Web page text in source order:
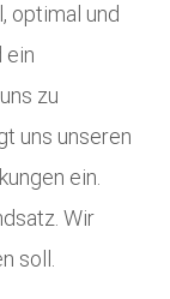
optimal und
ein
zu
uns unseren
ein.
Wir
soll.